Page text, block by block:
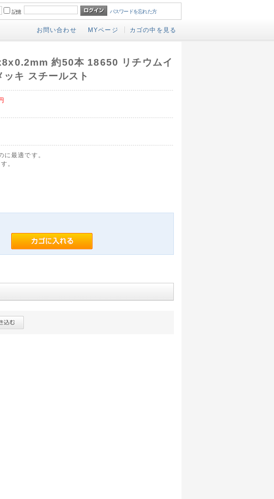
記憶 パスワードを忘れた方
お問い合わせ MYページ カゴの中を見る
約50本 18650 リチウムイ
キ スチールスト
最適です。
。